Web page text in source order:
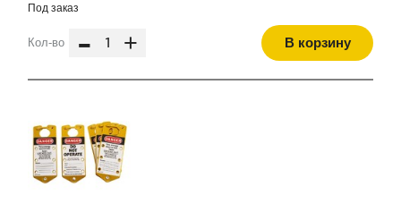
Под заказ
Кол-во - + В корзину